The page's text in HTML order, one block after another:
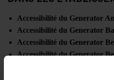
Accessibilité du Generator
Accessibilité du Generator
Accessibilité du Generator
Accessibilité du Generator
Accessibilité du Generator